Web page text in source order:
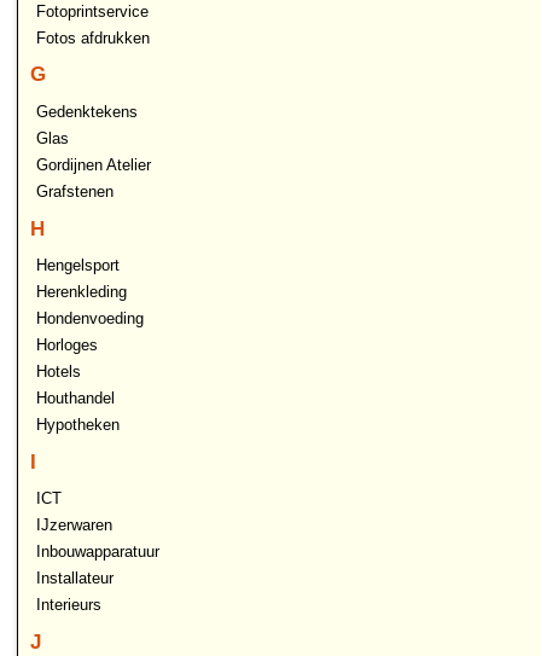
Fotoprintservice
Fotos afdrukken
G
Gedenktekens
Glas
Gordijnen Atelier
Grafstenen
H
Hengelsport
Herenkleding
Hondenvoeding
Horloges
Hotels
Houthandel
Hypotheken
I
ICT
IJzerwaren
Inbouwapparatuur
Installateur
Interieurs
J